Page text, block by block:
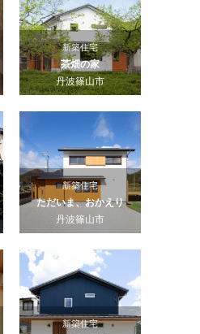
新築住宅
茶畑の家
丹波篠山市
新築住宅
ただいま、おかえり
丹波篠山市
新築住宅